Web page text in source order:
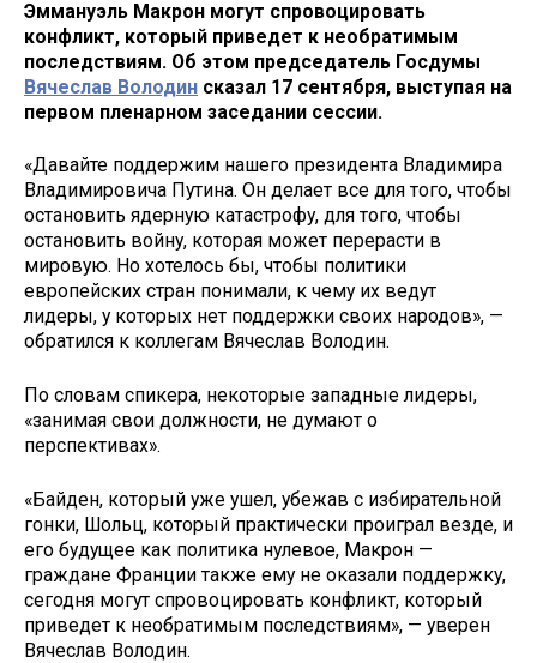
Эммануэль Макрон могут спровоцировать
конфликт, который приведет к необратимым
последствиям. Об этом председатель Госдумы
Вячеслав Володин сказал 17 сентября, выступая на
первом пленарном заседании сессии.
«Давайте поддержим нашего президента Владимира
Владимировича Путина. Он делает все для того, чтобы
остановить ядерную катастрофу, для того, чтобы
остановить войну, которая может перерасти в
мировую. Но хотелось бы, чтобы политики
европейских стран понимали, к чему их ведут
лидеры, у которых нет поддержки своих народов», —
обратился к коллегам Вячеслав Володин.
По словам спикера, некоторые западные лидеры,
«занимая свои должности, не думают о
перспективах».
«Байден, который уже ушел, убежав с избирательной
гонки, Шольц, который практически проиграл везде, и
его будущее как политика нулевое, Макрон —
граждане Франции также ему не оказали поддержку,
сегодня могут спровоцировать конфликт, который
приведет к необратимым последствиям», — уверен
Вячеслав Володин.